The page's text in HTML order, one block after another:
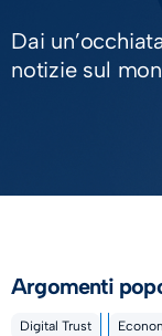
Dai
notizie sul
Argomenti
Digital Trust